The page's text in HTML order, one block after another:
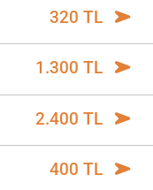
320 TL
1.300 TL
2.400 TL
400 TL